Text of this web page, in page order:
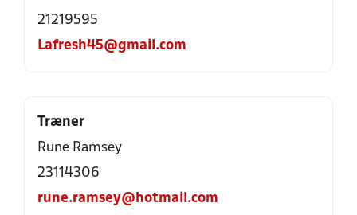
21219595
Lafresh45@gmail.com
Træner
Rune Ramsey
23114306
rune.ramsey@hotmail.com